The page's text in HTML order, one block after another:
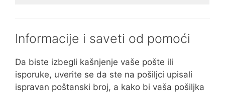
Informacije i saveti od pomoći
Da biste izbegli kašnjenje vaše pošte ili
isporuke, uverite se da ste na pošiljci upisali
ispravan poštanski broj, a kako bi vaša pošiljka